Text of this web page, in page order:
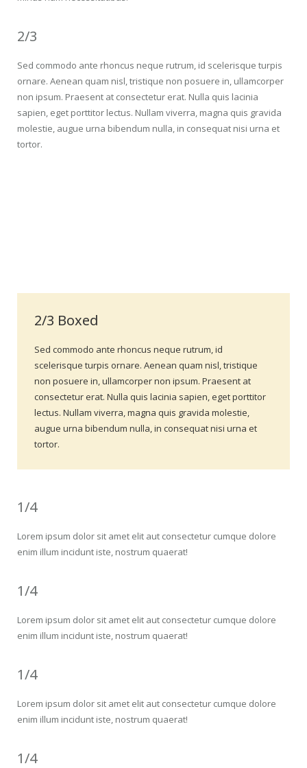
2/3
Sed commodo ante rhoncus neque rutrum, id scelerisque turpis
ornare. Aenean quam nisl, tristique non posuere in, ullamcorper
non ipsum. Praesent at consectetur erat. Nulla quis lacinia
sapien, eget porttitor lectus. Nullam viverra, magna quis gravida
molestie, augue urna bibendum nulla, in consequat nisi urna et
tortor.
2/3 Boxed
Sed commodo ante rhoncus neque rutrum, id
scelerisque turpis ornare. Aenean quam nisl, tristique
non posuere in, ullamcorper non ipsum. Praesent at
consectetur erat. Nulla quis lacinia sapien, eget porttitor
lectus. Nullam viverra, magna quis gravida molestie,
augue urna bibendum nulla, in consequat nisi urna et
tortor.
1/4
Lorem ipsum dolor sit amet elit aut consectetur cumque dolore
enim illum incidunt iste, nostrum quaerat!
1/4
Lorem ipsum dolor sit amet elit aut consectetur cumque dolore
enim illum incidunt iste, nostrum quaerat!
1/4
Lorem ipsum dolor sit amet elit aut consectetur cumque dolore
enim illum incidunt iste, nostrum quaerat!
1/4